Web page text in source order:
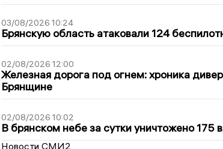
03/08/2026 10:24
Брянскую область атаковали 124
02/08/2026 12:00
Железная дорога под огнем: хроника
Брянщине
02/08/2026 10:02
В брянском небе за сутки уничтожено 175
Новости СМИ2